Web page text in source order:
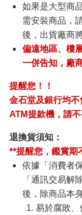
如果是大型商
需安裝商品，
後，出貨廠商
偏遠地區、樓
一併告知，廠
提醒您！！
金石堂及銀行均
ATM提款機，請
退換貨須知：
**提醒您，鑑賞期
依據「消費者
「通訊交易解
後，除商品本
易於腐敗